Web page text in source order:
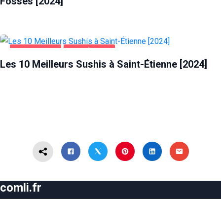
ALIMENTATION SAINT-ÉTIENNE
Les 10 Meilleurs Sushis à Saint-Étienne [2024]
comli.fr